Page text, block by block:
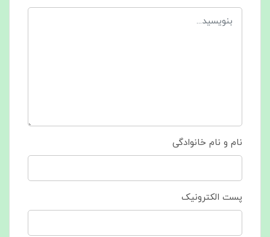
نام و نام خانوادگی
پست الکترونیک